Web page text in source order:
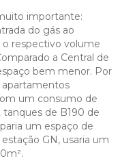
importante:
do gás ao
respectivo volume
a Central de
bem menor. Por
apartamentos
um consumo de
tanques de B190 de
um espaço de
GN, usaria um